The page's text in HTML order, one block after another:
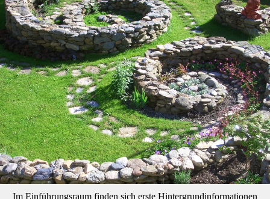
Im Einführungsraum finden sich erste Hintergrundinformationen